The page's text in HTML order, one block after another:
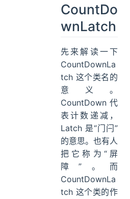
CountDo
wnLatch
先来解读一下
CountDownLa
tch 这个类名的
意义。
CountDown 代
表计数递减，
Latch 是“门闩”
的意思。也有人
把它称为“屏
障”。而
CountDownLa
tch 这个类的作